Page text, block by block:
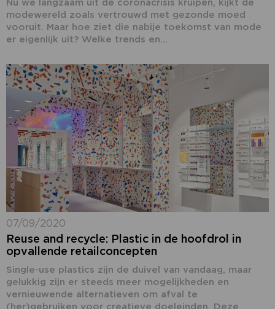
Nu we langzaam uit de coronacrisis kruipen, kijkt de
modewereld zoals vertrouwd met gezonde moed
vooruit. Maar hoe ziet die nabije toekomst van mode
er eigenlijk uit? Welke trends en...
07/09/2020
Reuse and recycle: Plastic in de hoofdrol in
opvallende retailconcepten
Single-use plastics zijn de duivel van vandaag, maar
gelukkig zijn er steeds meer mogelijkheden en
vernieuwende alternatieven om afval te
(her)gebruiken voor creatieve doeleinden. Deze